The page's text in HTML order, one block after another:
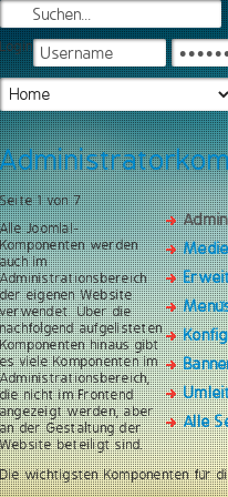
Login
Alle
Seite 1 von 7
Alle Joomla!-
Komponenten werden
auch im
Administrationsbereich
der eigenen Website
verwendet. Über die
nachfolgend aufgelisteten
Komponenten hinaus gibt
es viele Komponenten im
Administrationsbereich,
die nicht im Frontend
angezeigt werden, aber
an der Gestaltung der
Website beteiligt sind.
Die wichtigsten Komponenten für